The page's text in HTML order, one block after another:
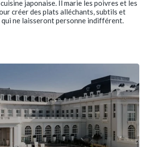
japonaise. Il marie les poivres et les
créer des plats alléchants, subtils et
ne laisseront personne indifférent.